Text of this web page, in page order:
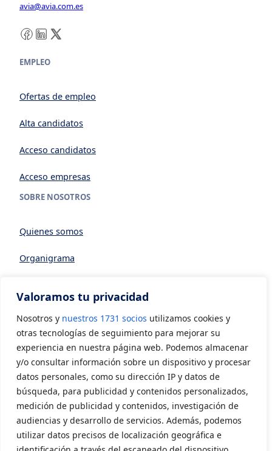
Valoramos tu privacidad
Nosotros y nuestros 1731 socios utilizamos cookies y
otras tecnologías de seguimiento para mejorar su
experiencia en nuestra página web. Podemos almacenar
y/o consultar información sobre un dispositivo y procesar
datos personales, como su dirección IP y datos de
búsqueda, para publicidad y contenidos personalizados,
medición de publicidad y contenidos, investigación de
audiencias y desarrollo de servicios. Además, podemos
utilizar datos precisos de localización geográfica e
avia@avia.com.es
Facebook LinkedIn X
EMPLEO
Ofertas de empleo
Alta candidatos
Acceso candidatos
Acceso empresas
SOBRE NOSOTROS
Quienes somos
Organigrama
Asociarse a AVIA
CONTACTO
Contacto
LEGAL
Aviso Legal
Política de privacidad